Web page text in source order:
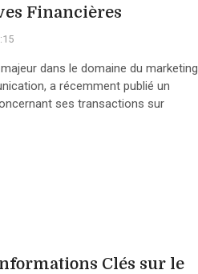
Financières
dans le domaine du marketing
a récemment publié un
ses transactions sur
Clés sur le